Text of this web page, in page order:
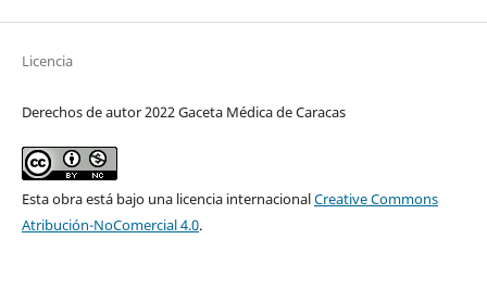
Licencia
Derechos de autor 2022 Gaceta Médica de Caracas
Esta obra está bajo una licencia internacionalCreative Commons
Atribución-NoComercial 4.0.